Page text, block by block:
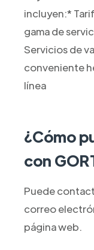
incluyen:*
gama de
Servicios de
conveniente
línea
¿Cómo
con
Puede
correo
página web.